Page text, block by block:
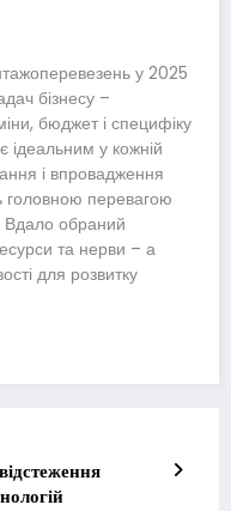
у 2025
бізнесу –
бюджет і специфіку
ідеальним у кожній
і впровадження
головною перевагою
Вдало обраний
та нерви – а
для розвитку